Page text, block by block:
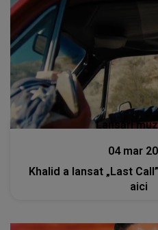
Lansări
04 mar
Khalid a lansat „Last
aici